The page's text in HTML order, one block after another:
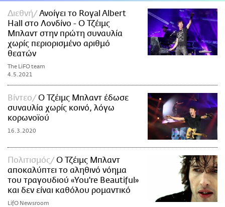
Διεθνή
Ανοίγει το Royal Albert
Hall στο Λονδίνο - Ο Τζέιμς
Μπλαντ στην πρώτη συναυλία
χωρίς περιορισμένο αριθμό
θεατών
The LiFO team
4.5.2021
Βίντεο
Ο Τζέιμς Μπλαντ έδωσε
συναυλία χωρίς κοινό, λόγω
κορωνοϊού
16.3.2020
Πολιτισμός
O Τζέιμς Μπλαντ
αποκαλύπτει το αληθινό νόημα
του τραγουδιού «You're Beautiful»
και δεν είναι καθόλου ρομαντικό
LifO Newsroom